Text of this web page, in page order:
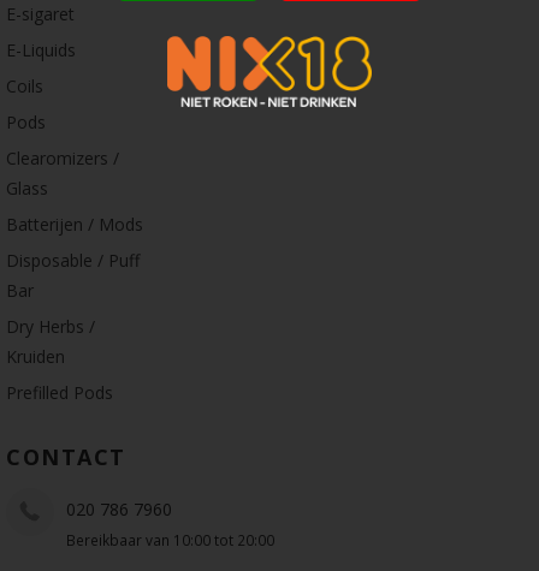
E-sigaret
E-Liquids
Coils
Pods
Clearomizers /
Glass
Batterijen / Mods
Disposable / Puff
Bar
Dry Herbs /
Kruiden
Prefilled Pods
CONTACT
020 786 7960
Bereikbaar van 10:00 tot 20:00